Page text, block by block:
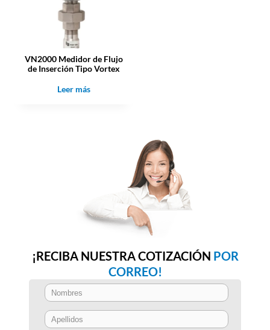
VN2000 Medidor de Flujo
de Inserción Tipo Vortex
Leer más
¡RECIBA NUESTRA COTIZACIÓN POR
CORREO!